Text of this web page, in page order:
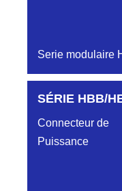
Serie modulaire
Aucune pièce
SÉRIE HBB/
Connecteur de
Puissance